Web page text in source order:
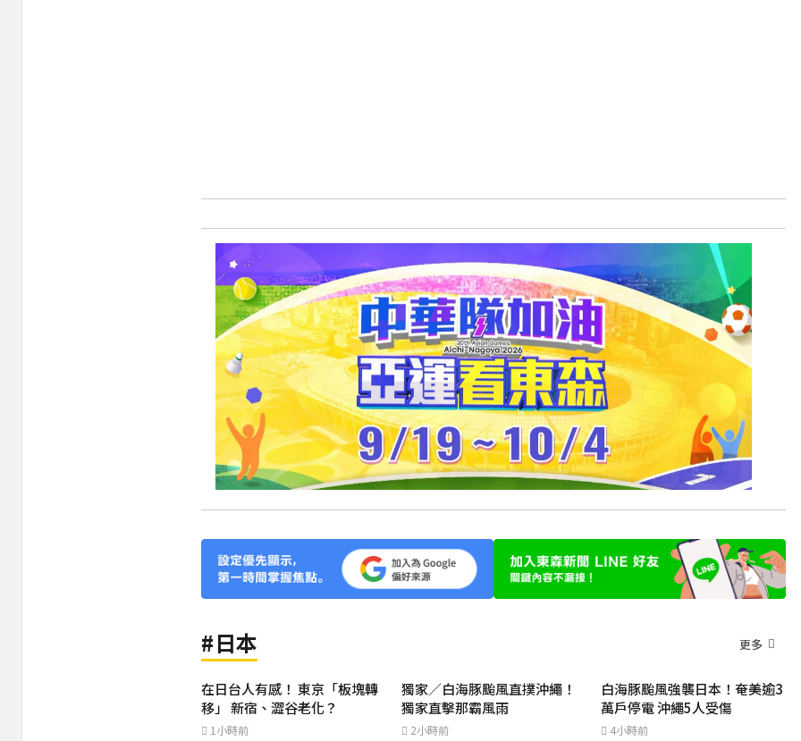
#日本 更多
在日台人有感！ 東京「板塊轉
移」 新宿、澀谷老化？
1小時前
獨家／白海豚颱風直撲沖繩！
獨家直擊那霸風雨
2小時前
白海豚颱風強襲日本！奄美逾3
萬戶停電 沖繩5人受傷
4小時前